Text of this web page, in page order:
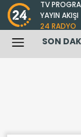
TV
YAYIN AKIŞI
24 RADYO
SON